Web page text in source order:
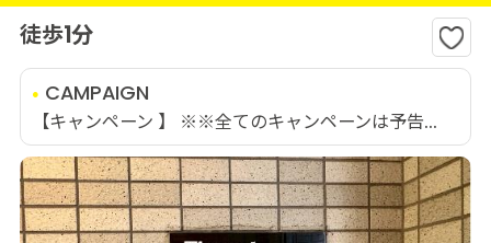
徒歩1分
CAMPAIGN
【キャンペーン 】 ※※全てのキャンペーンは予告...